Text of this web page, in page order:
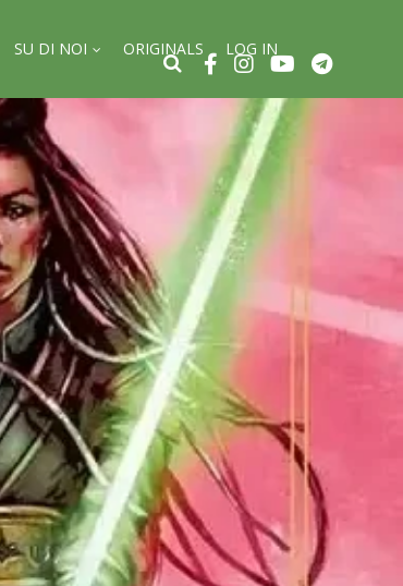
SU DI NOI ORIGINALS LOG IN